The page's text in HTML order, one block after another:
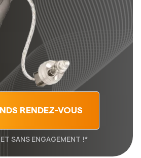
RENDEZ-VOUS
SANS ENGAGEMENT !*